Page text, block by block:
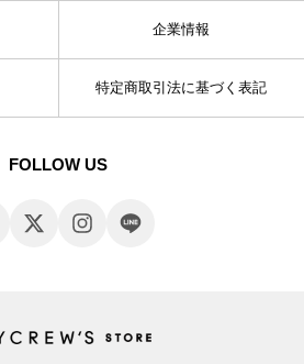
企業情報
特定商取引法に基づく表記
FOLLOW US